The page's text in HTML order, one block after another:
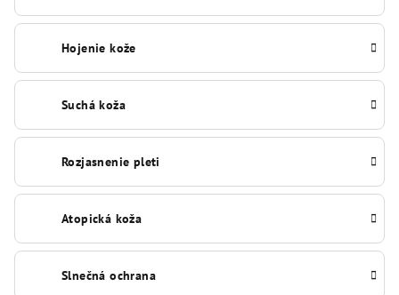
Hojenie kože
Suchá koža
Rozjasnenie pleti
Atopická koža
Slnečná ochrana